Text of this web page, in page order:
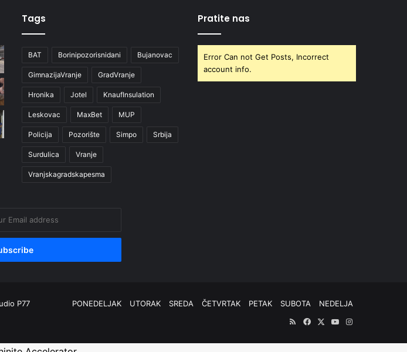
Tags
BAT Borinipozorisnidani Bujanovac
GimnazijaVranje GradVranje
Hronika Jotel KnaufInsulation
Leskovac MaxBet MUP
Policija Pozorište Simpo Srbija
Surdulica Vranje
Vranjskagradskapesma
Pratite nas
Error Can not Get Posts, Incorrect
account info.
P77 PONEDELJAK UTORAK SREDA ČETVRTAK PETAK SUBOTA
NEDELJA
RSSFacebook
X YouTubeInstagram